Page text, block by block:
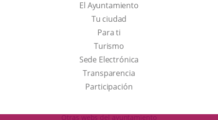
El Ayuntamiento
Tu ciudad
Para ti
TurismoThis
link
will
open
a
Sede Electrónica
Transparencia
Participación
Otras webs del ayuntamiento